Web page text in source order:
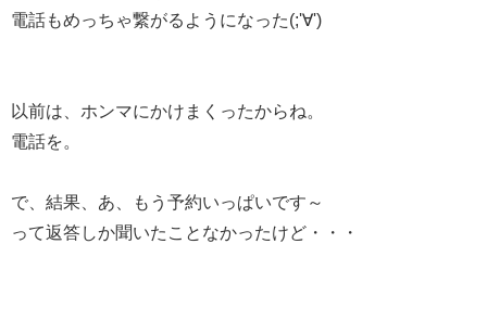
電話もめっちゃ繋がるようになった(;'∀')
以前は、ホンマにかけまくったからね。
電話を。
で、結果、あ、もう予約いっぱいです～
って返答しか聞いたことなかったけど・・・